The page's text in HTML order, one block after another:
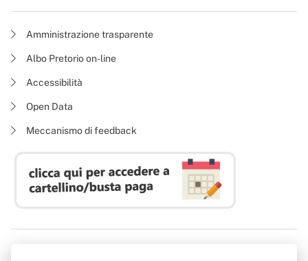
Amministrazione trasparente
Albo Pretorio on-line
Accessibilità
Open Data
Meccanismo di feedback